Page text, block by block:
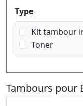
Produktfilter
Type
Kit tambour
Toner
Tambours pour